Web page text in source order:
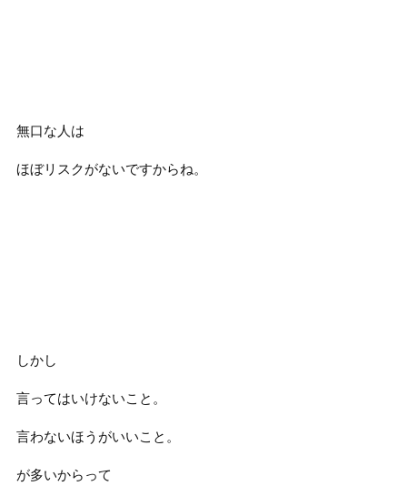
無口な人は
ほぼリスクがないですからね。
しかし
言ってはいけないこと。
言わないほうがいいこと。
が多いからって